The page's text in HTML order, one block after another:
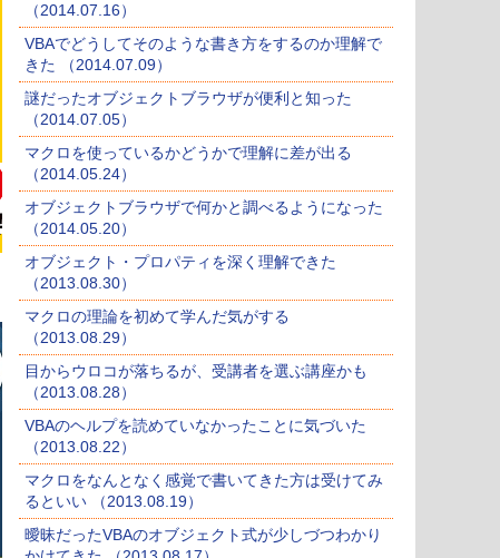
（2014.07.16）
VBAでどうしてそのような書き方をするのか理解で
きた （2014.07.09）
謎だったオブジェクトブラウザが便利と知った
（2014.07.05）
マクロを使っているかどうかで理解に差が出る
（2014.05.24）
オブジェクトブラウザで何かと調べるようになった
（2014.05.20）
オブジェクト・プロパティを深く理解できた
（2013.08.30）
マクロの理論を初めて学んだ気がする
（2013.08.29）
目からウロコが落ちるが、受講者を選ぶ講座かも
（2013.08.28）
VBAのヘルプを読めていなかったことに気づいた
（2013.08.22）
マクロをなんとなく感覚で書いてきた方は受けてみ
るといい （2013.08.19）
曖昧だったVBAのオブジェクト式が少しづつわかり